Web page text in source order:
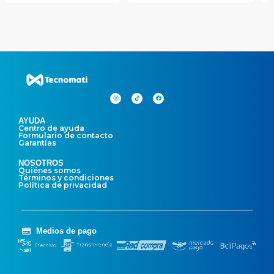
AYUDA
Centro de ayuda
Formulario de contacto
Garantías
NOSOTROS
Quiénes somos
Términos y condiciones
Política de privacidad
Medios de pago